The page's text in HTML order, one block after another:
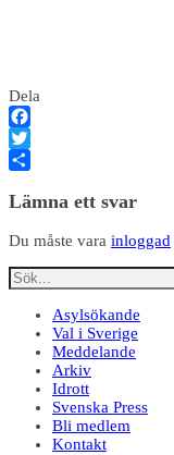
Dela
Facebook
Twitter
Lämna ett svar
Du måste vara inloggad
Asylsökande
Val i Sverige
Meddelande
Arkiv
Idrott
Svenska Press
Bli medlem
Kontakt